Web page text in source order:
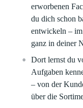
erworbenen
du dich schon
entwickeln –
ganz in deiner
Dort lernst du
Aufgaben
– von der
über die